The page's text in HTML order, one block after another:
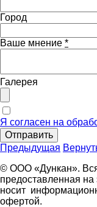
Город
Ваше мнение *
Галерея
Я согласен на
Отправить
Предыдущая
© ООО «Дункан».
предоставленная на
носит
офертой.